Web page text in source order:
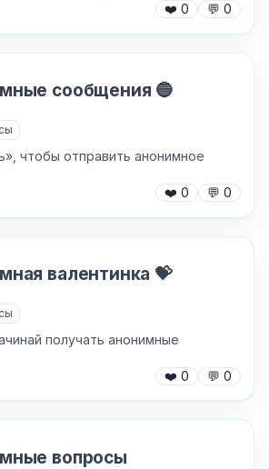
❤️ 0 💬 0
сообщения 🔵
чтобы отправить анонимное
❤️ 0 💬 0
валентинка 💝
получать анонимные
❤️ 0 💬 0
вопросы